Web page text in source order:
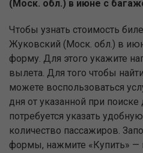
(Моск. обл.) в июне с
Чтобы узнать стоимость
Жуковский (Моск. обл.) в
форму. Для этого укажите
вылета. Для того чтобы
можете воспользоваться
дня от указанной при
потребуется указать
количество пассажиров.
формы, нажмите «Купить» —